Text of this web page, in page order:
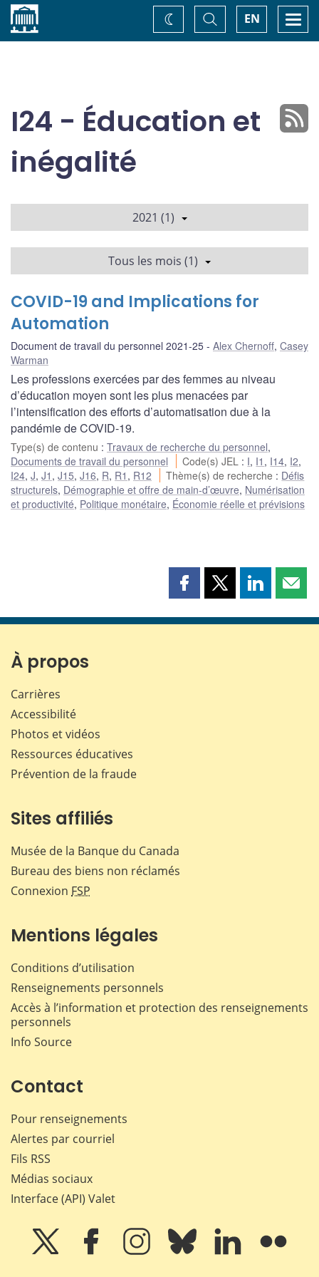
Accueil EN
Basculer
la
recherche
Changez
de
I24 - Éducation et
inégalité
2021 (1)
Tous les mois (1)
COVID-19 and Implications for
Automation
Document de travail du personnel 2021-25 Alex Chernoff, Casey
Warman
Les professions exercées par des femmes au niveau
d’éducation moyen sont les plus menacées par
l’intensification des efforts d’automatisation due à la
pandémie de COVID-19.
Type(s) de contenu : Travaux de recherche du personnel,
Documents de travail du personnel
Code(s) JEL : I, I1 , I14, I2,
I24, J, J1 , J15, J16, R, R1 , R12 Thème(s) de recherche : Défis
structurels, Démographie et offre de main-d’œuvre, Numérisation
et productivité, Politique monétaire, Économie réelle et prévisions
Partager
page
Partager
page
Partager
page page
À propos
Carrières
Accessibilité
Photos et vidéos
Ressources éducatives
Prévention de la fraude
Sites affiliés
Musée de la Banque du Canada
Bureau des biens non réclamés
Connexion FSP
Mentions légales
Conditions d’utilisation
Renseignements personnels
Accès à l’information et protection des renseignements
personnels
Info Source
Contact
Pour renseignements
Alertes par courriel
Fils RSS
Médias sociaux
Interface (API) Valet